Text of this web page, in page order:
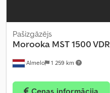
Almelo 1 259 km
Pašizgāzējs
Morooka MST 1500 VDR